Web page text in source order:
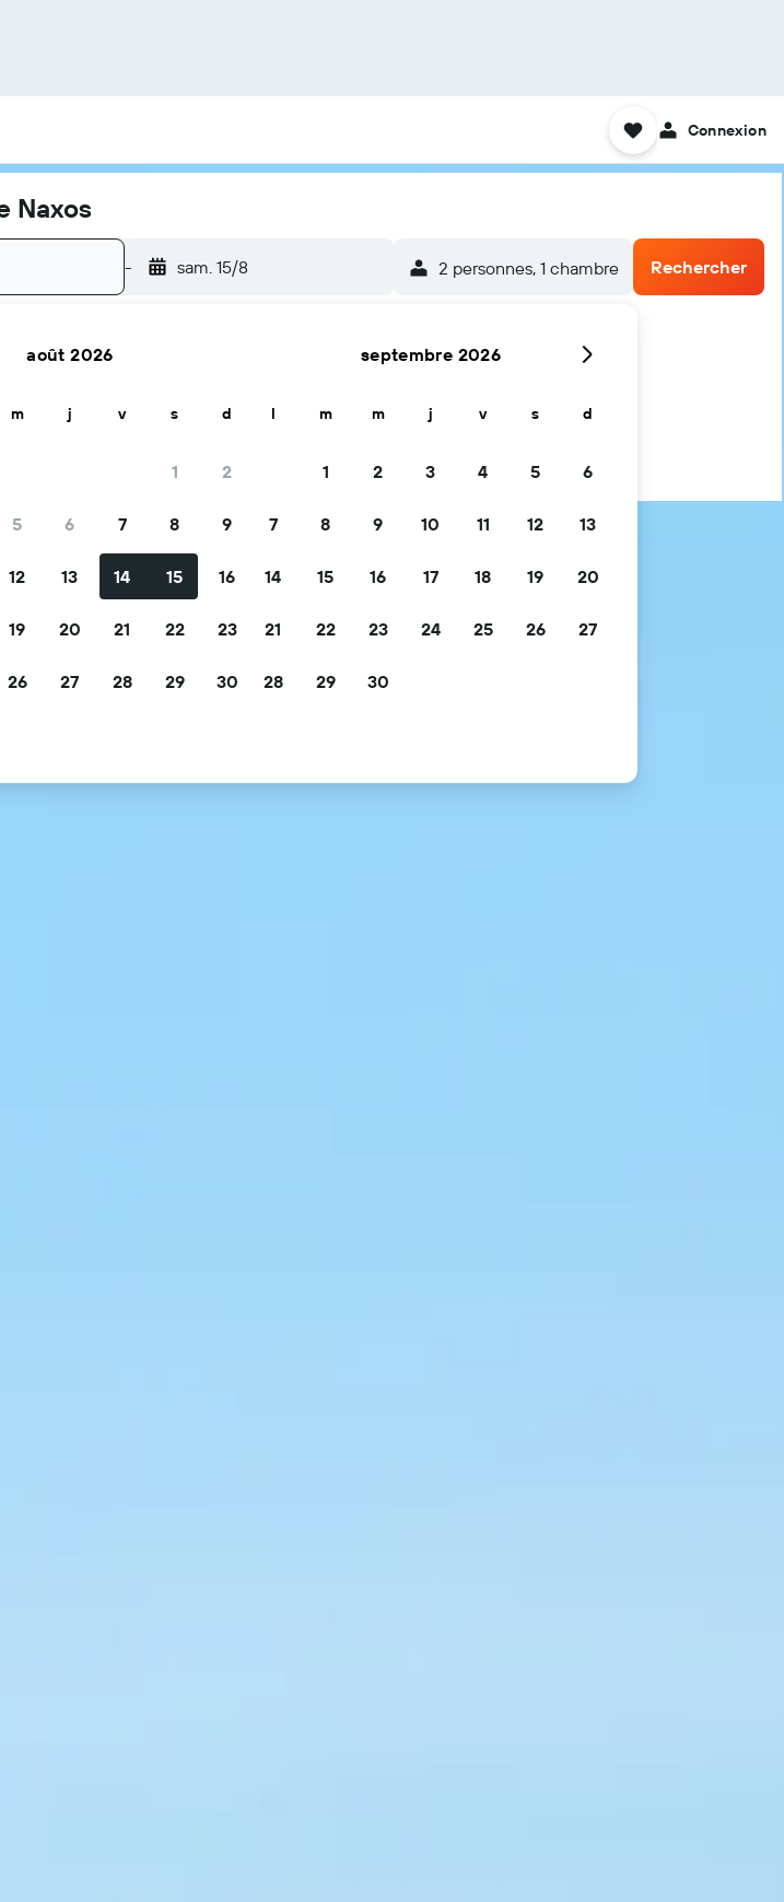
Connexion
Naxos
- sam. 15/8 2 personnes, 1 chambre Rechercher
national de l'île de Naxos
août 2026
m j v s d
1 2
5 6 7 8 9
12 13 14 15 16
19 20 21 22 23
26 27 28 29 30
septembre 2026
l m m j v s d
1 2 3 4 5 6
7 8 9 10 11 12 13
14 15 16 17 18 19 20
21 22 23 24 25 26 27
28 29 30